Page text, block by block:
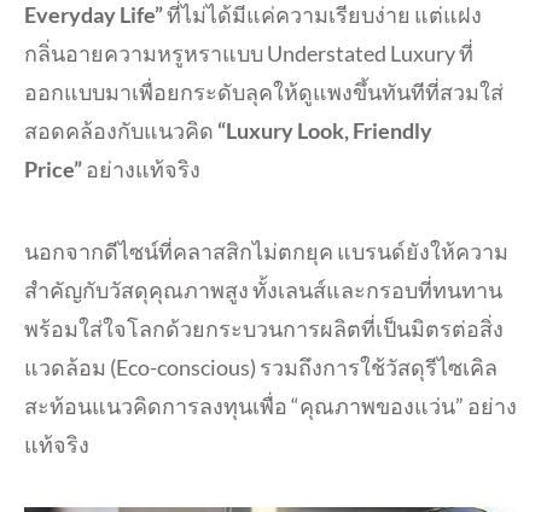
Everyday Life”ที่ไม่ได้มีแค่ความเรียบง่าย แต่แฝง
กลิ่นอายความหรูหราแบบ Understated Luxury ที่
ออกแบบมาเพื่อยกระดับลุคให้ดูแพงขึ้นทันทีที่สวมใส่
สอดคล้องกับแนวคิด “Luxury Look, Friendly
Price”อย่างแท้จริง
นอกจากดีไซน์ที่คลาสสิกไม่ตกยุค แบรนด์ยังให้ความ
สำคัญกับวัสดุคุณภาพสูง ทั้งเลนส์และกรอบที่ทนทาน
พร้อมใส่ใจโลกด้วยกระบวนการผลิตที่เป็นมิตรต่อสิ่ง
แวดล้อม (Eco-conscious) รวมถึงการใช้วัสดุรีไซเคิล
สะท้อนแนวคิดการลงทุนเพื่อ “คุณภาพของแว่น” อย่าง
แท้จริง